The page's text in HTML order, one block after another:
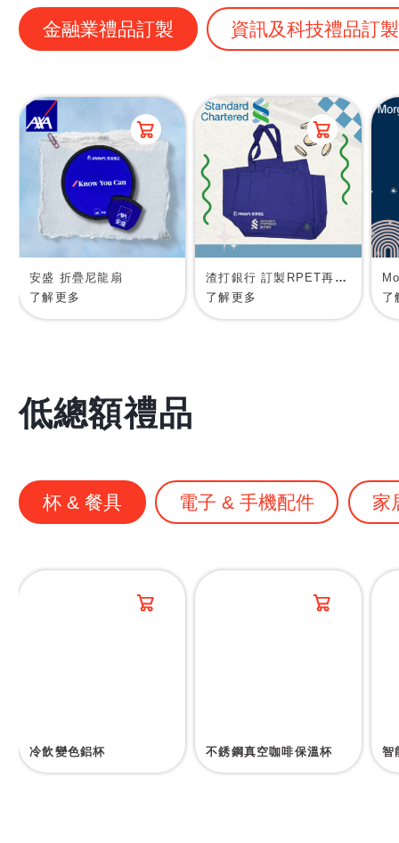
金融業禮品訂製 資訊及科技禮品訂製
安盛 折疊尼龍扇
了解更多
渣打銀行 訂製RPET再生物料環保袋
了解更多
了
低總額禮品
杯 & 餐具 電子 & 手機配件 家
冷飲變色鋁杯 不銹鋼真空咖啡保溫杯 智